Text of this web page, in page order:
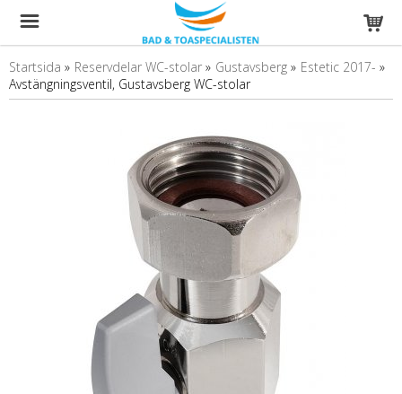
Startsida » Reservdelar WC-stolar » Gustavsberg » Estetic 2017- »
Avstängningsventil, Gustavsberg WC-stolar